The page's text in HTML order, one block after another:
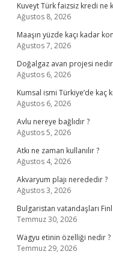
Kuveyt Türk faizsiz kredi ne
Ağustos 8, 2026
Maaşın yüzde kaçı kadar
Ağustos 7, 2026
Doğalgaz avan projesi
Ağustos 6, 2026
Kumsal ismi Türkiye’de kaç
Ağustos 6, 2026
Avlu nereye bağlıdır ?
Ağustos 5, 2026
Atkı ne zaman kullanılır ?
Ağustos 4, 2026
Akvaryum plajı nerededir ?
Ağustos 3, 2026
Bulgaristan vatandaşları
Temmuz 30, 2026
Wagyu etinin özelliği nedir ?
Temmuz 29, 2026